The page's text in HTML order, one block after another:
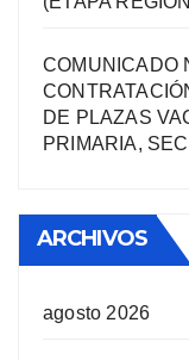
COMUNICADO
DE PLAZAS
PRIMARIA,
ARCHIVOS
agosto 2026